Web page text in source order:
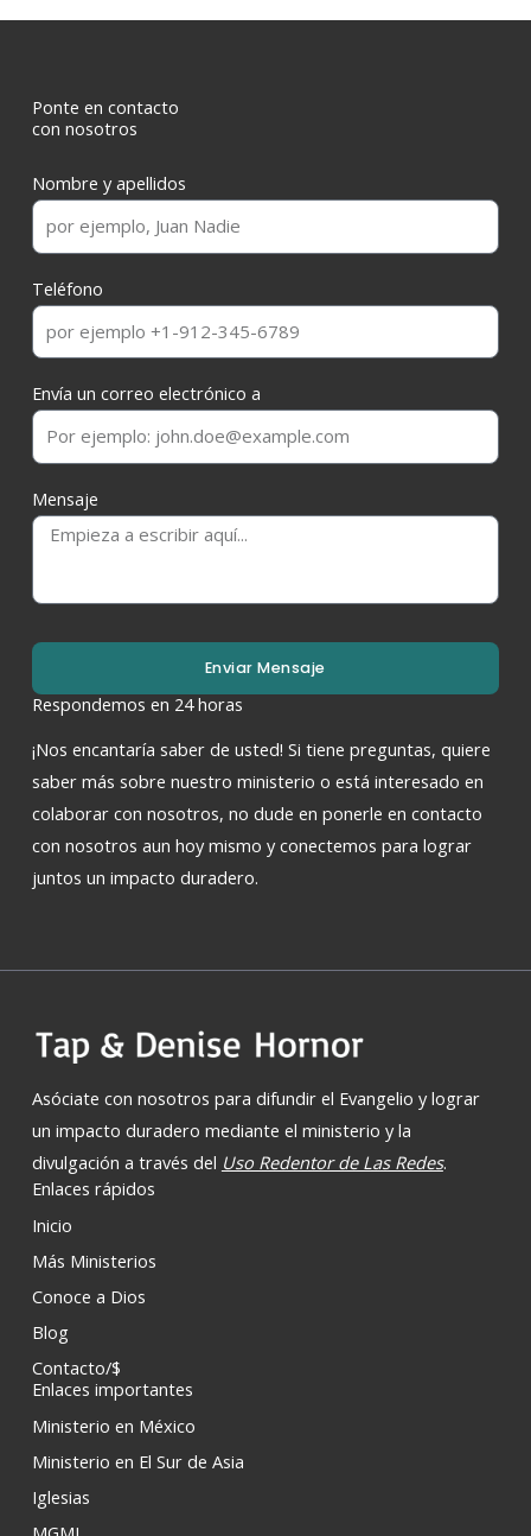
Ponte en contacto
con nosotros
Nombre y apellidos
Teléfono
Envía un correo electrónico a
Mensaje
Enviar Mensaje
Respondemos en 24 horas
¡Nos encantaría saber de usted! Si tiene preguntas, quiere
saber más sobre nuestro ministerio o está interesado en
colaborar con nosotros, no dude en ponerle en contacto
con nosotros aun hoy mismo y conectemos para lograr
juntos un impacto duradero.
Asóciate con nosotros para difundir el Evangelio y lograr
un impacto duradero mediante el ministerio y la
divulgación a través del Uso Redentor de Las Redes.
Enlaces rápidos
Inicio
Más Ministerios
Conoce a Dios
Blog
Contacto/$
Enlaces importantes
Ministerio en México
Ministerio en El Sur de Asia
Iglesias